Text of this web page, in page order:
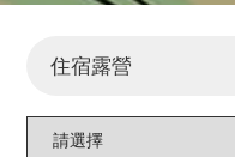
住宿露營